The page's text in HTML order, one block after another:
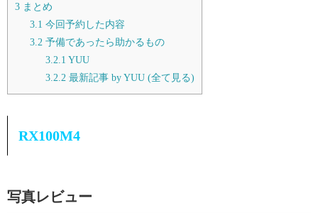
3 まとめ
3.1 今回予約した内容
3.2 予備であったら助かるもの
3.2.1 YUU
3.2.2 最新記事 by YUU (全て見る)
RX100M4
写真レビュー